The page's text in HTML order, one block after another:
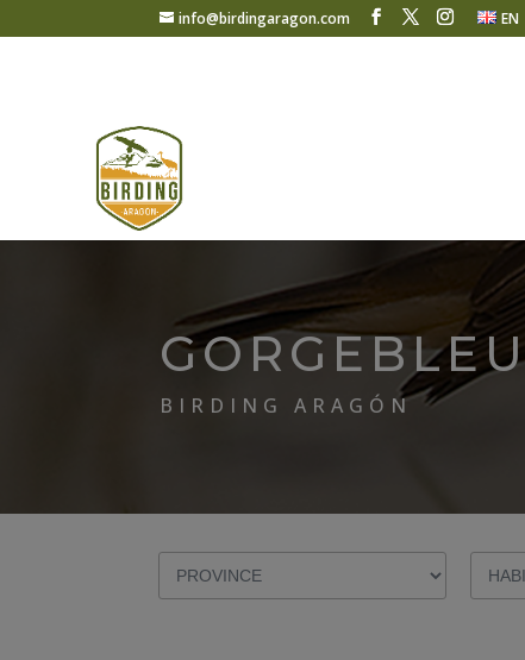
info@birdingaragon.com EN
BIRDING ARAGÓN